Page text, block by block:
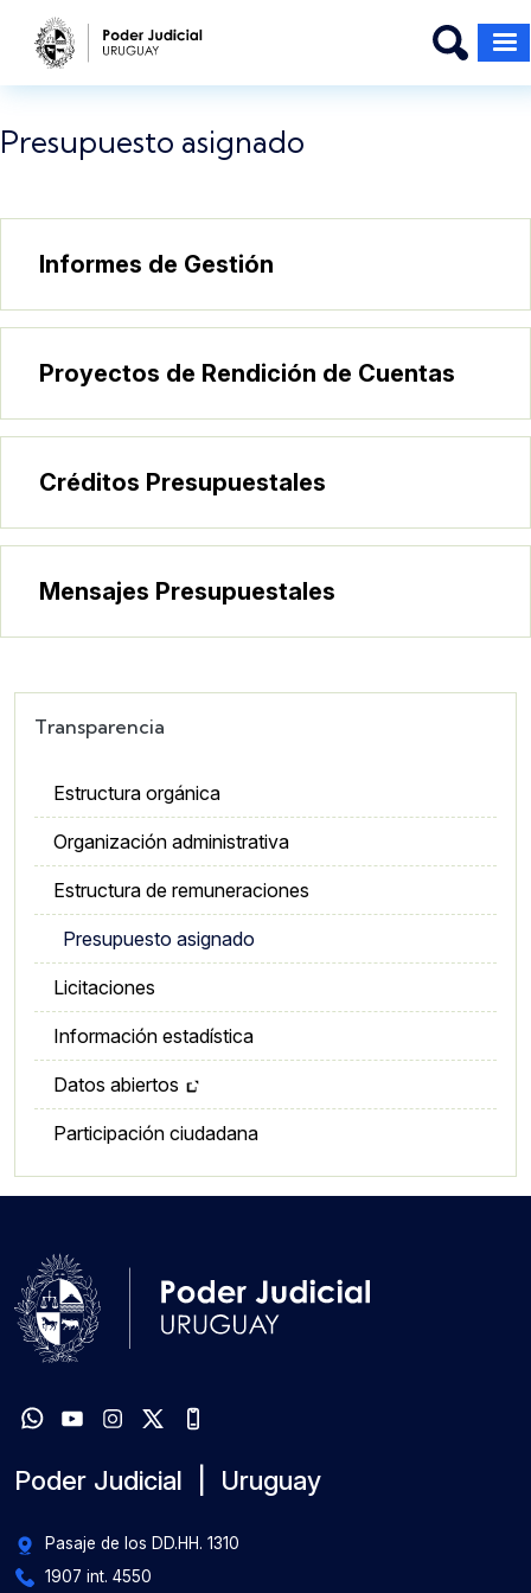
Pasar al contenido principal
Presupuesto asignado
Informes de Gestión
Proyectos de Rendición de Cuentas
Créditos Presupuestales
Mensajes Presupuestales
Transparencia
Estructura orgánica
Organización administrativa
Estructura de remuneraciones
Presupuesto asignado
Licitaciones
Información estadística
Datos abiertos
Participación ciudadana
Poder Judicial | Uruguay
Pasaje de los DD.HH. 1310
1907 int. 4550